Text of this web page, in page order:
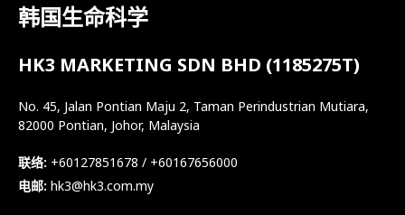
韩国生命科学
HK3 MARKETING SDN BHD (1185275T)
No. 45, Jalan Pontian Maju 2, Taman Perindustrian Mutiara,
82000 Pontian, Johor, Malaysia
联络: +60127851678 / +60167656000
电邮: hk3@hk3.com.my